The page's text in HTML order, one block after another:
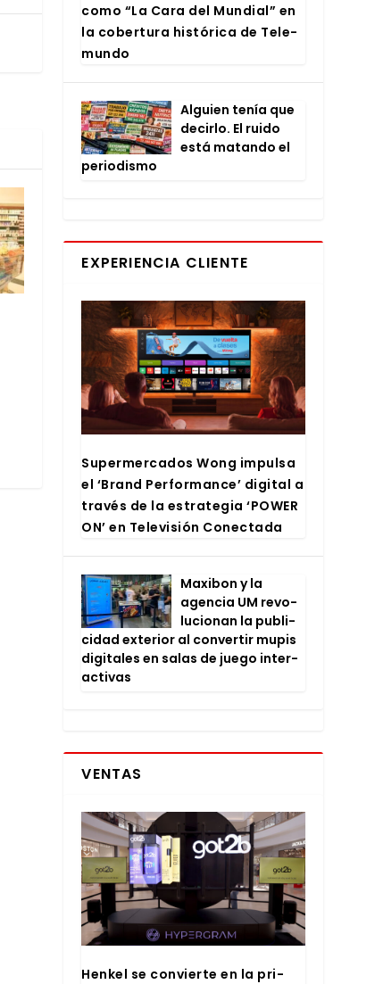
como “La Cara del Mun­dial” en
la cober­tu­ra his­tó­ri­ca de Tele­
mun­do
Alguien tenía que
decir­lo. El rui­do
está matan­do el
perio­dis­mo
EXPERIENCIA CLIENTE
Super­mer­ca­dos Wong impul­sa
el ‘Brand Per­for­man­ce’ digi­tal a
tra­vés de la estra­te­gia ‘POWER
ON’ en Tele­vi­sión Conec­ta­da
Maxi­bon y la
agen­cia UM revo­
lu­cio­nan la publi­
ci­dad exte­rior al con­ver­tir mupis
digi­ta­les en salas de jue­go inter­
ac­ti­vas
VENTAS
Hen­kel se con­vier­te en la pri­